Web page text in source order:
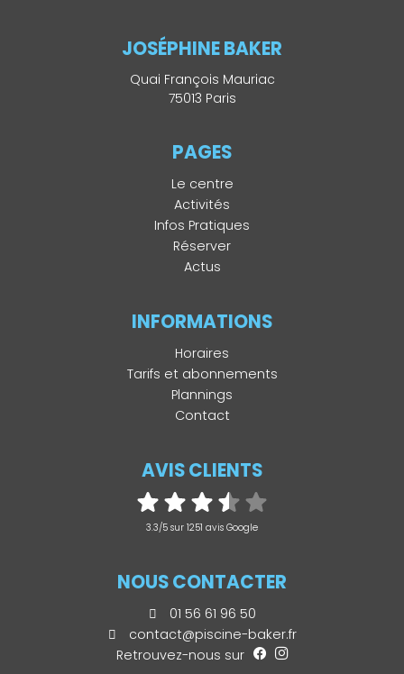
JOSÉPHINE BAKER
Quai François Mauriac
75013 Paris
PAGES
Le centre
Activités
Infos Pratiques
Réserver
Actus
INFORMATIONS
Horaires
Tarifs et abonnements
Plannings
Contact
AVIS CLIENTS
3.3/5 sur 1251 avis Google
NOUS CONTACTER
01 56 61 96 50
contact@piscine-baker.fr
Retrouvez-nous sur